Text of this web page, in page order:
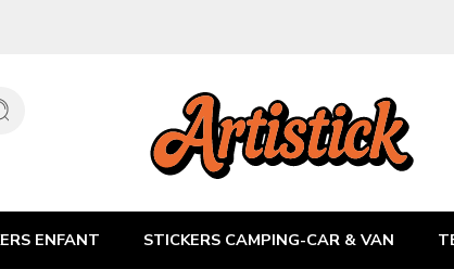
ENFANT STICKERS CAMPING-CAR & VAN